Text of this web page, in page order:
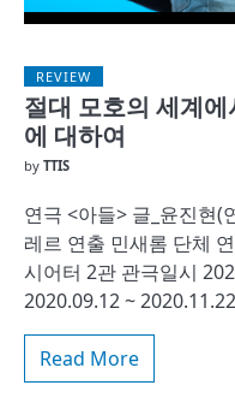
REVIEW
절대 모호의 세계
에 대하여
by TTIS
연극 <아들> 글_윤진현(
레르 연출 민새롬 단체
시어터 2관 관극일시
2020.09.12 ~
Read More